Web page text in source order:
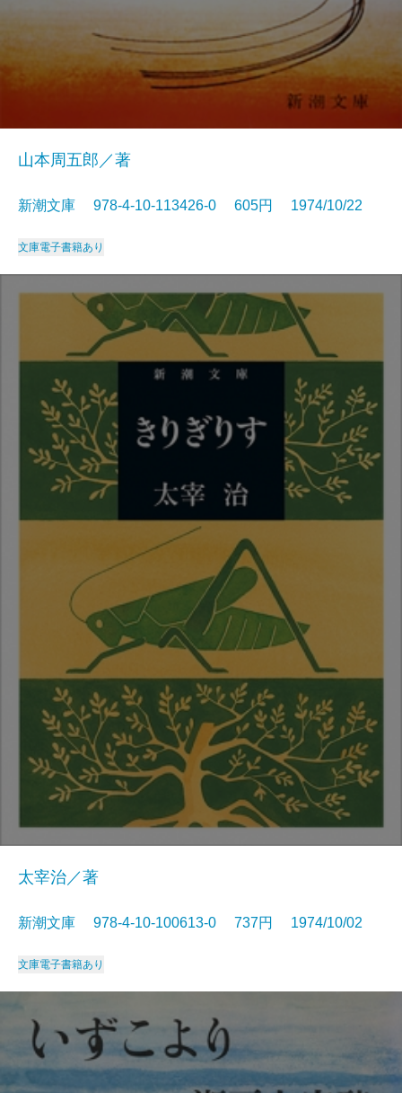
山本周五郎／著
新潮文庫 978-4-10-113426-0 605円 1974/10/22
文庫電子書籍あり
太宰治／著
新潮文庫 978-4-10-100613-0 737円 1974/10/02
文庫電子書籍あり